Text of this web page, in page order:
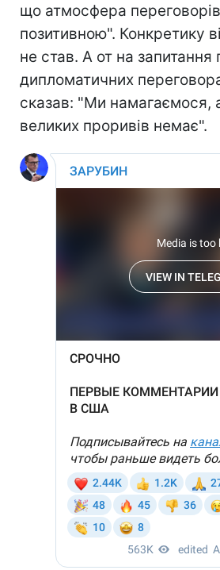
що атмосфера
позитивною". Конкретику
не став. А от на
дипломатичних
сказав: "Ми намагаємося,
великих проривів немає".